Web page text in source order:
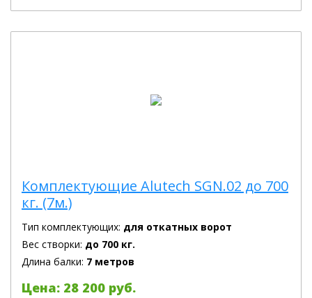
Комплектующие Alutech SGN.02 до 700
кг. (7м.)
Тип комплектующих: для откатных ворот
Вес створки: до 700 кг.
Длина балки: 7 метров
Цена: 28 200 руб.